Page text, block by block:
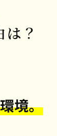
？
境。